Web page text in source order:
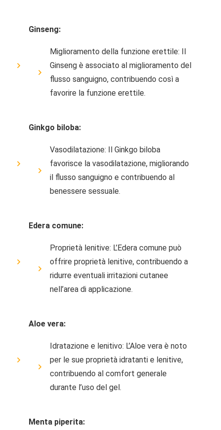
Ginseng:
Miglioramento della funzione erettile: Il
Ginseng è associato al miglioramento del
flusso sanguigno, contribuendo così a
favorire la funzione erettile.
Ginkgo biloba:
Vasodilatazione: Il Ginkgo biloba
favorisce la vasodilatazione, migliorando
il flusso sanguigno e contribuendo al
benessere sessuale.
Edera comune:
Proprietà lenitive: L’Edera comune può
offrire proprietà lenitive, contribuendo a
ridurre eventuali irritazioni cutanee
nell’area di applicazione.
Aloe vera:
Idratazione e lenitivo: L’Aloe vera è noto
per le sue proprietà idratanti e lenitive,
contribuendo al comfort generale
durante l’uso del gel.
Menta piperita: